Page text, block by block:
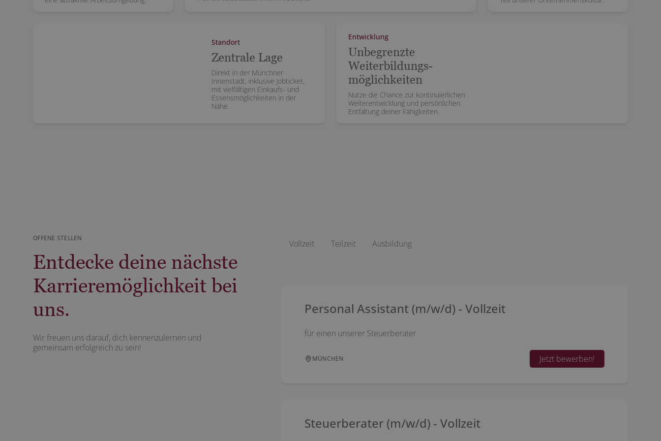
Standort
Zentrale Lage
Direkt in der Münchner
Innenstadt, inklusive Jobticket,
mit vielfältigen Einkaufs- und
Essensmöglichkeiten in der
Nähe.
Entwicklung
Unbegrenzte
Weiterbildungs-
möglichkeiten
Nutze die Chance zur kontinuierlichen
Weiterentwicklung und persönlichen
Entfaltung deiner Fähigkeiten.
OFFENE STELLEN
Entdecke deine nächste
Karrieremöglichkeit bei
uns.
Wir freuen uns darauf, dich kennenzulernen und
gemeinsam erfolgreich zu sein!
Vollzeit Teilzeit Ausbildung
Personal Assistant (m/w/d) - Vollzeit
für einen unserer Steuerberater
MÜNCHEN Jetzt bewerben!
Steuerberater (m/w/d) - Vollzeit